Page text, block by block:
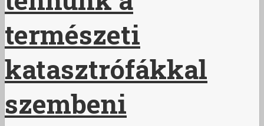
természeti
katasztrófákkal
szembeni